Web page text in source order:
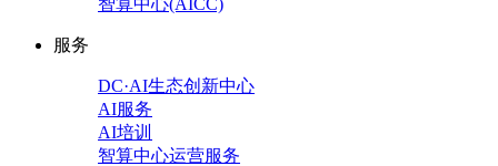
智算中心(AICC)
服务
DC·AI生态创新中心
AI服务
AI培训
智算中心运营服务